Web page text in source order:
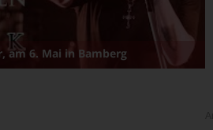
am 6. Mai in Bamberg